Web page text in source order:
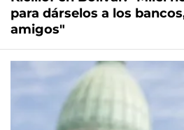
para dárselos a los
amigos"